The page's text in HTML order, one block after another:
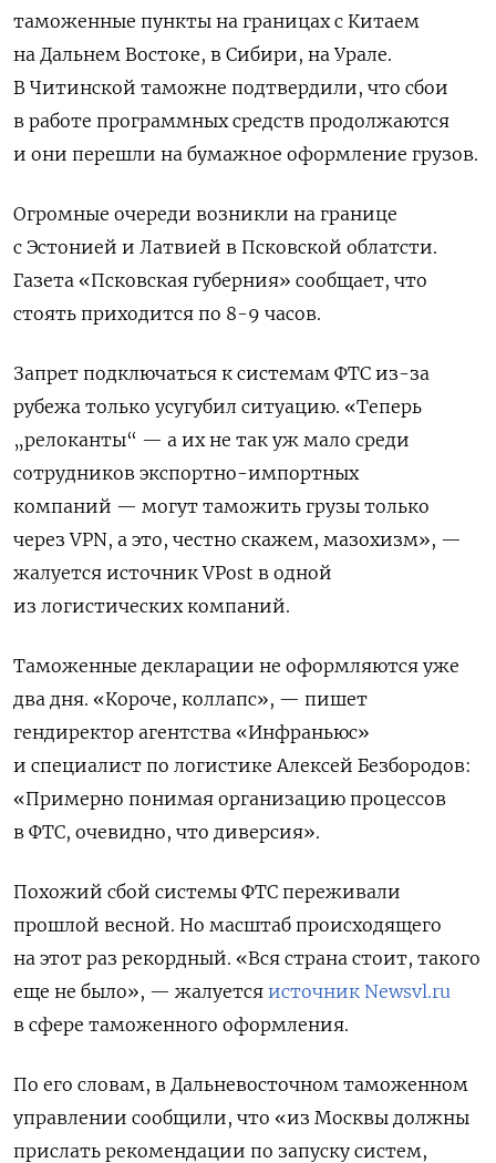
таможенные пункты на границах с Китаем
на Дальнем Востоке, в Сибири, на Урале.
В Читинской таможне подтвердили, что сбои
в работе программных средств продолжаются
и они перешли на бумажное оформление грузов.
Огромные очереди возникли на границе
с Эстонией и Латвией в Псковской облатсти.
Газета «Псковская губерния» сообщает, что
стоять приходится по 8-9 часов.
Запрет подключаться к системам ФТС из-за
рубежа только усугубил ситуацию. «Теперь
„релоканты“ — а их не так уж мало среди
сотрудников экспортно-импортных
компаний — могут таможить грузы только
через VPN, а это, честно скажем, мазохизм», —
жалуется источник VPost в одной
из логистических компаний.
Таможенные декларации не оформляются уже
два дня. «Короче, коллапс», — пишет
гендиректор агентства «Инфраньюс»
и специалист по логистике Алексей Безбородов:
«Примерно понимая организацию процессов
в ФТС, очевидно, что диверсия».
Похожий сбой системы ФТС переживали
прошлой весной. Но масштаб происходящего
на этот раз рекордный. «Вся страна стоит, такого
еще не было», — жалуется источник Newsvl.ru
в сфере таможенного оформления.
По его словам, в Дальневосточном таможенном
управлении сообщили, что «из Москвы должны
прислать рекомендации по запуску систем,